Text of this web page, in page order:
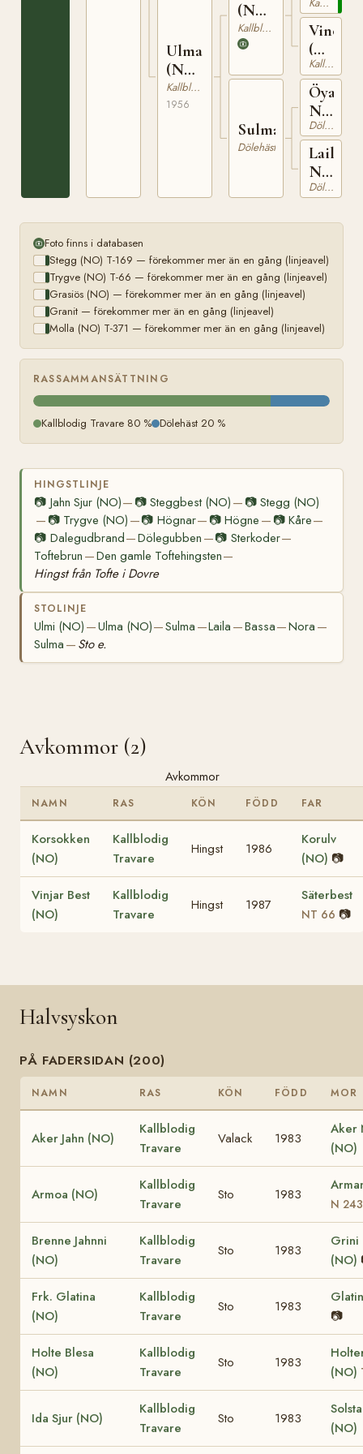
Ulma
(NO)
T-
1633
Kallblodig Travare
1956
(NO)
T-
230
Kallblodig Travare
Sulma
Dölehäst
T-
169
Vinoga
(NO)
T-
259
Kallblodig Travare
Öyang
N
1469
Dölehäst
Laila
N
13085
Dölehäst
Foto finns i databasen
Stegg (NO) T-169 — förekommer mer än en gång (linjeavel)
Trygve (NO) T-66 — förekommer mer än en gång (linjeavel)
Grasiös (NO) — förekommer mer än en gång (linjeavel)
Granit — förekommer mer än en gång (linjeavel)
Molla (NO) T-371 — förekommer mer än en gång (linjeavel)
RASSAMMANSÄTTNING
Kallblodig Travare 80 % Dölehäst 20 %
HINGSTLINJE
📷 Jahn Sjur (NO)— 📷Steggbest (NO) — 📷 Stegg (NO)
— 📷 Trygve (NO) —📷 Högnar— 📷Högne — 📷 Kåre—
📷 Dalegudbrand—Dölegubben —📷 Sterkoder—
Toftebrun —Den gamle Toftehingsten—
Hingst från Tofte i Dovre
STOLINJE
Ulmi (NO) —Ulma (NO)—Sulma —Laila —Bassa—Nora —
Sulma — Sto e.
Avkommor (2)
Avkommor
NAMN RAS KÖN FÖDD FAR
Korsokken
(NO)
Kallblodig
Travare
Hingst 1986
Korulv
(NO) 📷
Vinjar Best
(NO)
Kallblodig
Travare
Hingst 1987
Säterbest
NT 66 📷
Halvsyskon
PÅ FADERSIDAN (200)
NAMN RAS KÖN FÖDD MOR
Aker Jahn (NO)
Kallblodig
Travare
Valack 1983
Aker
(NO)
Armoa (NO)
Kallblodig
Travare
Sto 1983
N
Brenne Jahnni
(NO)
Kallblodig
Travare
Sto 1983
Grini
(NO)
Frk. Glatina
(NO)
Kallblodig
Travare
Sto 1983
📷
Holte Blesa
(NO)
Kallblodig
Travare
Sto 1983
(NO)
Ida Sjur (NO)
Kallblodig
Travare
Sto 1983
(NO)